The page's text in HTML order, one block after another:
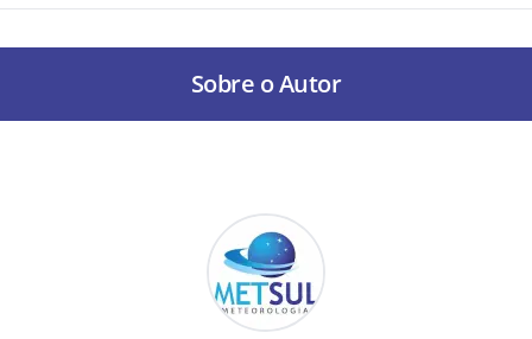
Sobre o Autor